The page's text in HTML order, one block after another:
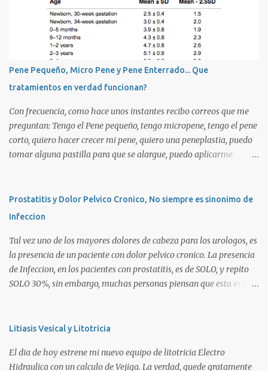
s
Pene Pequeño, Micro Pene y Pene Enterrado... Que
tratamientos en verdad funcionan?
Con frecuencia, como hace unos instantes recibo correos que me
preguntan: Tengo el Pene pequeño, tengo micropene, tengo el pene
corto, quiero hacer crecer mi pene, quiero una peneplastia, puedo
tomar alguna pastilla para que se alargue, puedo aplicarme
importante primero definir estos terminos, para poder definir el
CORRECTO DIAGNOSTICO y con ello el CORRECTO tratamiento
diversas, desde problemas geneticos, hormonales (pubertad
precoz), obesidad, uso de pesticidas en el embarazo de la madre, o
simplemente vanidad o MICROPENE REAL: Usualmente asociado
a un pene MUY PEQUEÑO , y esta definido como aquel pene que se
OTRA ANOMALIA (Ver Pseudo Micropene). Asi en un ...
Prostatitis y Dolor Pelvico Cronico, No siempre es sinonimo de
Infeccion
Tal vez uno de los mayores dolores de cabeza para los urologos, es
la presencia de un paciente con dolor pelvico cronico. La presencia
de Infeccion, en los pacientes con prostatitis, es de SOLO, y repito
SOLO 30%, sin embargo, muchas personas piensan que esta es la
1 o Prostatitis Aguda Prostatitis tipo 2 o Prostatitis Infecciosa
esta relacionada a germenes que no son detectables normalmente
Litiasis Vesical y Litotricia
El dia de hoy estrene mi nuevo equipo de litotricia Electro
Hidraulica con un calculo de Vejiga. La verdad, quede gratamente